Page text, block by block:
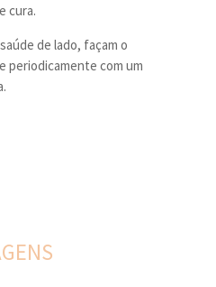
cura.
de lado, façam o
periodicamente com um